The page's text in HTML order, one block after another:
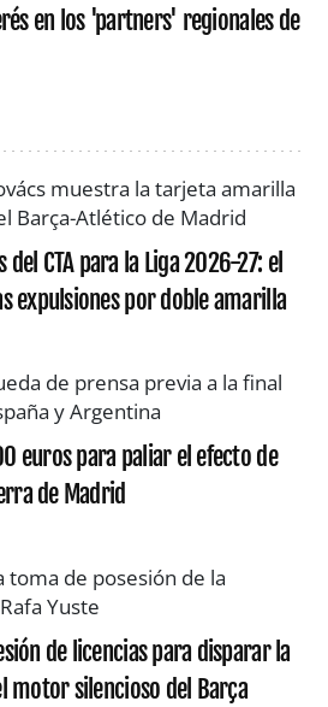
en los 'partners' regionales de
del CTA para la Liga 2026-27: el
expulsiones por doble amarilla
euros para paliar el efecto de
de Madrid
de licencias para disparar la
motor silencioso del Barça